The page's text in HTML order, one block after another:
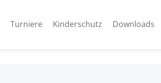
Turniere Kinderschutz Downloads